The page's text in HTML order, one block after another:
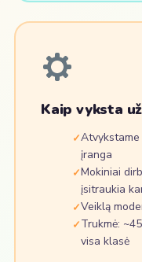
Kaip vyksta
įranga
Mokiniai
įsitraukia
Veiklą
Trukmė:
visa klasė